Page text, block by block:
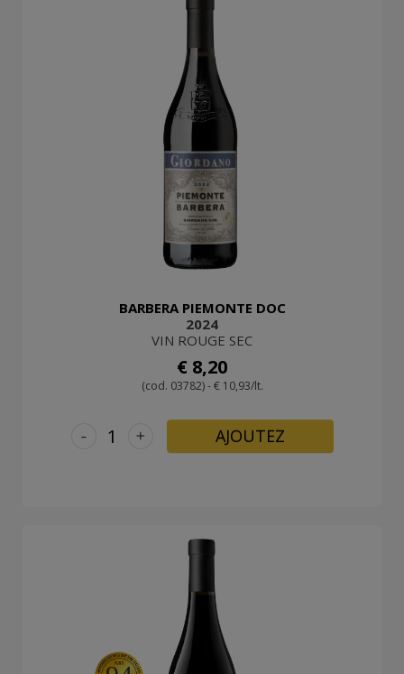
BARBERA PIEMONTE DOC
2024
VIN ROUGE SEC
€ 8,20
(cod. 03782) - € 10,93/lt.
+
- AJOUTEZ